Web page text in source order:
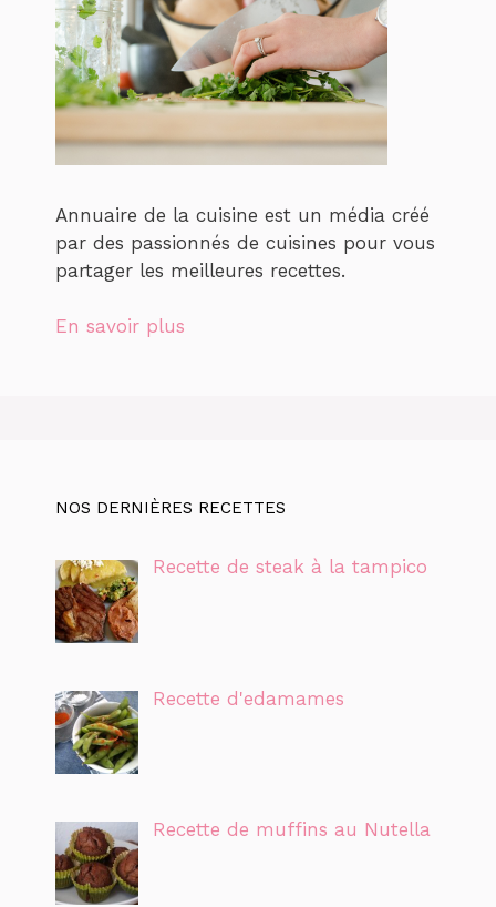
Annuaire de la cuisine est un média créé
par des passionnés de cuisines pour vous
partager les meilleures recettes.
En savoir plus
NOS DERNIÈRES RECETTES
Recette de steak à la tampico
Recette d'edamames
Recette de muffins au Nutella